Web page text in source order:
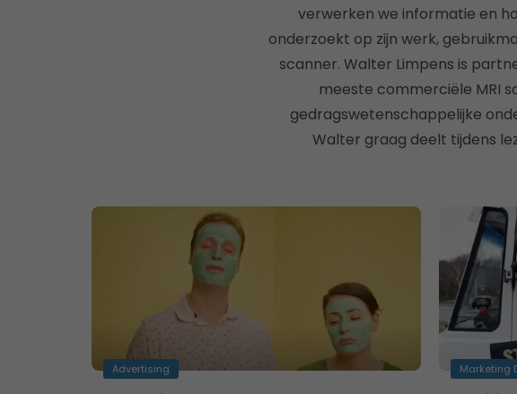
verwerken we informatie en
onderzoekt op zijn werk,
scanner. Walter Limpens is
meeste commerciële MRI
gedragswetenschappelijke
Walter graag deelt tijdens
Advertising Marketing